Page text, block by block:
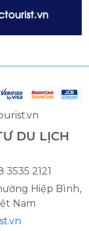
DU LỊCH
2121
Hiệp Bình,
Nam